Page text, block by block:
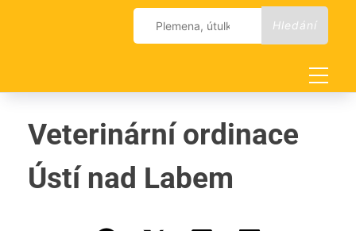
Vyhledávání
Veterinární ordinace
Ústí nad Labem